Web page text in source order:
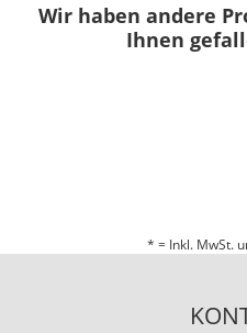
Wir haben andere
Ihnen
* = Inkl. MwSt.